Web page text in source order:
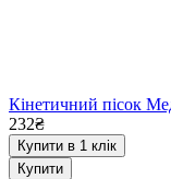
Кінетичний пісок
232₴
Купити в 1 клік
Купити